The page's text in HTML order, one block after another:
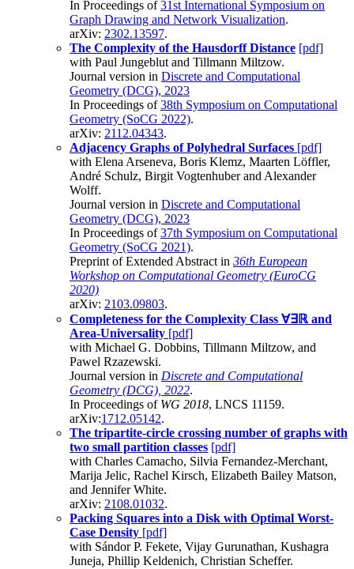
In Proceedings of31st International Symposium on
Graph Drawing and Network Visualization.
arXiv: 2302.13597.
The Complexity of the Hausdorff Distance [pdf]
with Paul Jungeblut and Tillmann Miltzow.
Journal version in Discrete and Computational
Geometry (DCG), 2023
In Proceedings of38th Symposium on Computational
Geometry (SoCG 2022).
arXiv: 2112.04343.
Adjacency Graphs of Polyhedral Surfaces [pdf]
with Elena Arseneva, Boris Klemz, Maarten Löffler,
André Schulz, Birgit Vogtenhuber and Alexander
Wolff.
Journal version in Discrete and Computational
Geometry (DCG), 2023
In Proceedings of37th Symposium on Computational
Geometry (SoCG 2021).
Preprint of Extended Abstract in 36th European
Workshop on Computational Geometry (EuroCG
2020)
arXiv: 2103.09803.
Completeness for the Complexity Class ∀∃ℝ and
Area-Universality [pdf]
with Michael G. Dobbins, Tillmann Miltzow, and
Pawel Rzazewski.
Journal version in Discrete and Computational
Geometry (DCG), 2022.
In Proceedings of WG 2018, LNCS 11159.
arXiv:1712.05142.
The tripartite-circle crossing number of graphs with
two small partition classes [pdf]
with Charles Camacho, Silvia Fernandez-Merchant,
Marija Jelic, Rachel Kirsch, Elizabeth Bailey Matson,
and Jennifer White.
arXiv: 2108.01032.
Packing Squares into a Disk with Optimal Worst-
Case Density [pdf]
with Sándor P. Fekete, Vijay Gurunathan, Kushagra
Juneja, Phillip Keldenich, Christian Scheffer.